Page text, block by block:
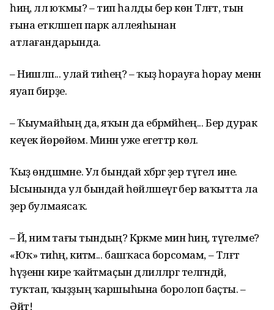
һиңә, әллә юҡмы? – тип һалды бер көн Тәлғәт, тын
ғына етәкләшеп парк аллеяһынан
атлағандарында.
– Нишләп... улай тиһең? – ҡыҙ һорауға һорау менән
яуап бирҙе.
– Ҡыумайһың да, яҡын да ебәрмәйһең... Бер дурак
кеүек йөрөйөм. Минән уже егеттәр көлә.
Ҡыҙ өндәшмәне. Ул бындай хәбәргә әҙер түгел ине.
Ысынында ул бындай һөйләшеүгә бер ваҡытта ла
әҙер булмаясаҡ.
– Йә, нимә тағы тындың? Кәрәкме мин һиңә, түгелме?
«Юҡ» тиһәң, китәм... башҡаса борсомам, – Тәлғәт
һүҙенән кире ҡайтмаҫын дәлилләргә теләгәндәй,
туҡтап, ҡыҙҙың ҡаршыһына боролоп баҫты. –
Әйт!